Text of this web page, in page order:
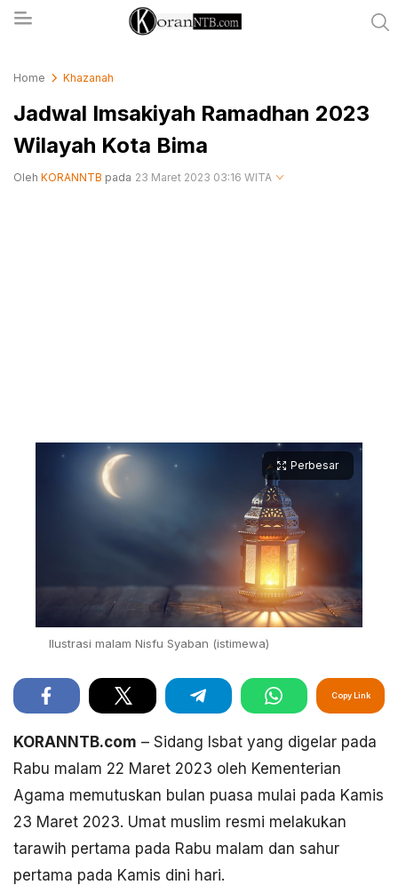
Home Khazanah
Jadwal Imsakiyah Ramadhan 2023
Wilayah Kota Bima
Oleh KORANNTB pada 23 Maret 2023 03:16 WITA
Perbesar
Ilustrasi malam Nisfu Syaban (istimewa)
Copy Link
KORANNTB.com – Sidang Isbat yang digelar pada
Rabu malam 22 Maret 2023 oleh Kementerian
Agama memutuskan bulan puasa mulai pada Kamis
23 Maret 2023. Umat muslim resmi melakukan
tarawih pertama pada Rabu malam dan sahur
pertama pada Kamis dini hari.